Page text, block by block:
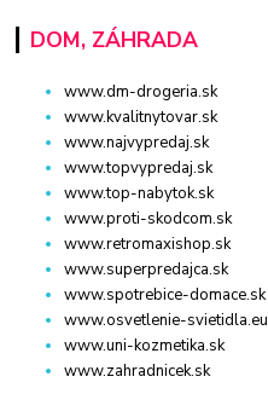
DOM, ZÁHRADA
www.dm-drogeria.sk
www.kvalitnytovar.sk
www.najvypredaj.sk
www.topvypredaj.sk
www.top-nabytok.sk
www.proti-skodcom.sk
www.retromaxishop.sk
www.superpredajca.sk
www.spotrebice-domace.sk
www.osvetlenie-svietidla.eu
www.uni-kozmetika.sk
www.zahradnicek.sk